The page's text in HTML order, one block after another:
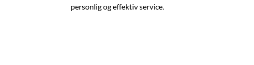
personlig og effektiv service.